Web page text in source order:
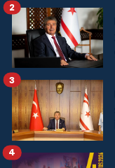
2
3
4